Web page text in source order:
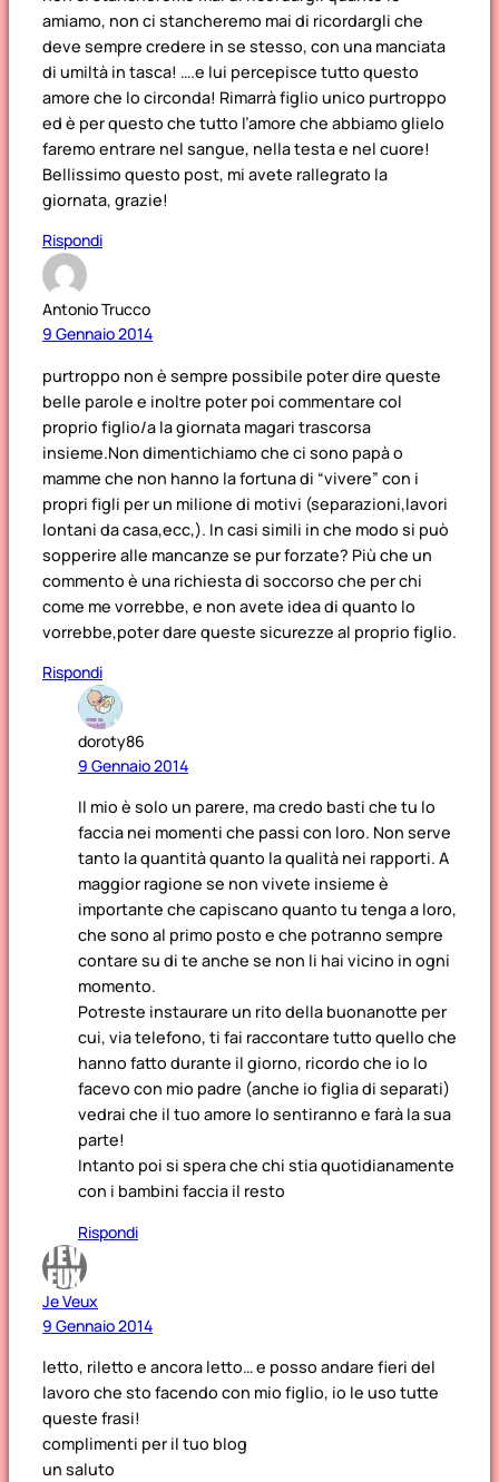
amiamo, non ci stancheremo mai di ricordargli che
deve sempre credere in se stesso, con una manciata
di umiltà in tasca! ….e lui percepisce tutto questo
amore che lo circonda! Rimarrà figlio unico purtroppo
ed è per questo che tutto l’amore che abbiamo glielo
faremo entrare nel sangue, nella testa e nel cuore!
Bellissimo questo post, mi avete rallegrato la
giornata, grazie!
Rispondi
Antonio Trucco
9 Gennaio 2014
purtroppo non è sempre possibile poter dire queste
belle parole e inoltre poter poi commentare col
proprio figlio/a la giornata magari trascorsa
insieme.Non dimentichiamo che ci sono papà o
mamme che non hanno la fortuna di “vivere” con i
propri figli per un milione di motivi (separazioni,lavori
lontani da casa,ecc,). In casi simili in che modo si può
sopperire alle mancanze se pur forzate? Più che un
commento è una richiesta di soccorso che per chi
come me vorrebbe, e non avete idea di quanto lo
vorrebbe,poter dare queste sicurezze al proprio figlio.
Rispondi
doroty86
9 Gennaio 2014
Il mio è solo un parere, ma credo basti che tu lo
faccia nei momenti che passi con loro. Non serve
tanto la quantità quanto la qualità nei rapporti. A
maggior ragione se non vivete insieme è
importante che capiscano quanto tu tenga a loro,
che sono al primo posto e che potranno sempre
contare su di te anche se non li hai vicino in ogni
momento.
Potreste instaurare un rito della buonanotte per
cui, via telefono, ti fai raccontare tutto quello che
hanno fatto durante il giorno, ricordo che io lo
facevo con mio padre (anche io figlia di separati)
vedrai che il tuo amore lo sentiranno e farà la sua
parte!
Intanto poi si spera che chi stia quotidianamente
con i bambini faccia il resto
Rispondi
Je Veux
9 Gennaio 2014
letto, riletto e ancora letto… e posso andare fieri del
lavoro che sto facendo con mio figlio, io le uso tutte
queste frasi!
complimenti per il tuo blog
un saluto